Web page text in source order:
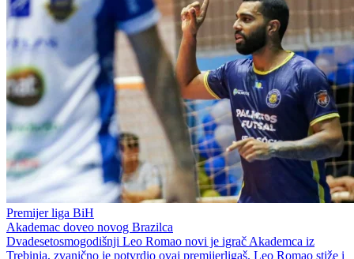
Premijer liga BiH
Akademac doveo novog Brazilca
Dvadesetosmogodišnji Leo Romao novi je igrač Akademca iz
Trebinja, zvanično je potvrdio ovaj premijerligaš. Leo Romao stiže i